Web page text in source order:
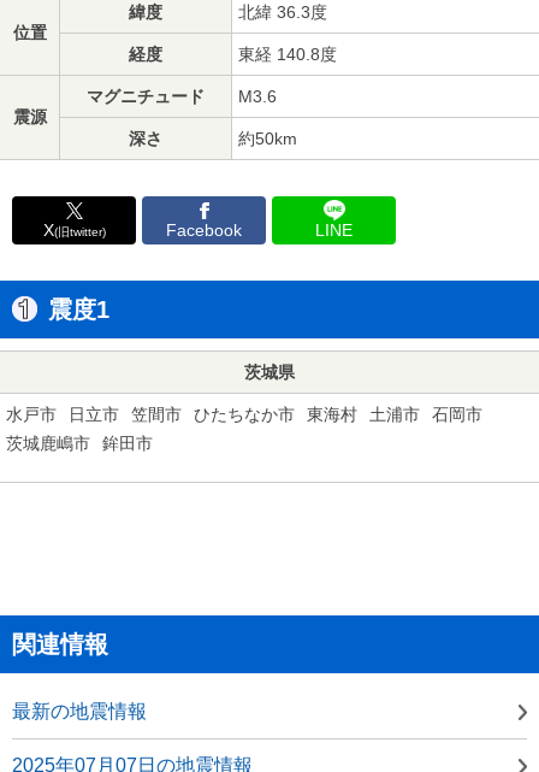
位置
緯度 北緯 36.3度
経度 東経 140.8度
震源
マグニチュード M3.6
深さ 約50km
X(旧twitter) Facebook LINE
震度1
茨城県
水戸市 日立市 笠間市 ひたちなか市 東海村 土浦市
石岡市
茨城鹿嶋市
鉾田市
関連情報
最新の地震情報
2025年07月07日の地震情報